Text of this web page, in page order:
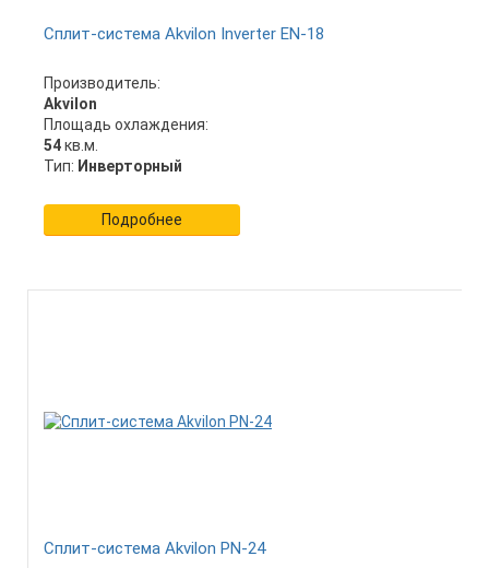
Сплит-система Akvilon Inverter EN-18
Производитель:
Akvilon
Площадь охлаждения:
54кв.м.
Тип: Инверторный
Подробнее
Сплит-система Akvilon PN-24